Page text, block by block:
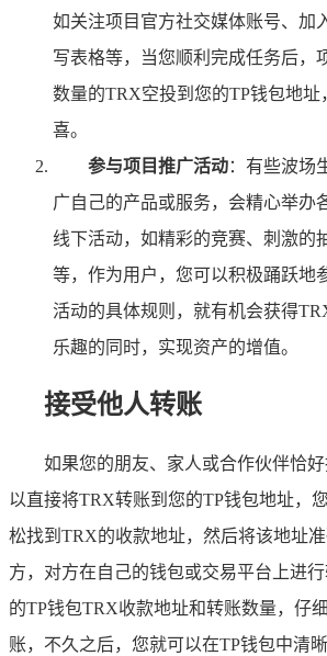
如关注项目官方社交媒体账号、加
写表格等，当您顺利完成任务后，
数量的TRX空投到您的TP钱包地址
喜。
参与项目推广活动：有些波场
广自己的产品或服务，会精心举办
线下活动，如精彩的竞赛、刺激的
等，作为用户，您可以积极踊跃地
活动的具体规则，就有机会获得
乐趣的同时，实现资产的增值。
接受他人转账
如果您的朋友、家人或合作伙伴恰
以直接将TRX转账到您的TP钱包地址，
松找到TRX的收款地址，然后将该地址
方，对方在自己的钱包或交易平台上进
的TP钱包TRX收款地址和转账数量，仔
账，不久之后，您就可以在TP钱包中清